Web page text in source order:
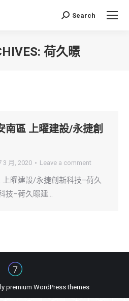
Search:
Search
荷久暻
南區 上曜建設/永捷創
3 月, 2020 Leave a comment
上曜建設/永捷創新科技–荷久
技–荷久暻建…
premium WordPress themes